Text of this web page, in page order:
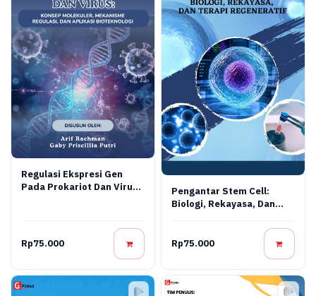
Regulasi Ekspresi Gen
Pada Prokariot Dan Virus:
Rp75.000
Pengantar Stem Cell:
Biologi, Rekayasa, Dan
Rp75.000